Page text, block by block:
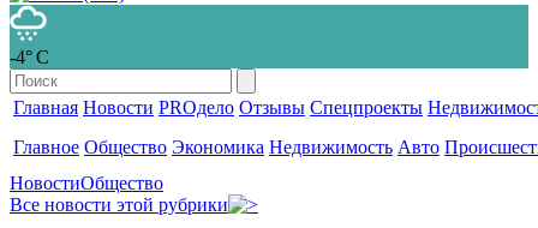
-4° С
Главная Новости PROдело Отзывы Спецпроекты
Главное Общество Экономика Недвижимость Авто
НовостиОбщество
Все новости этой рубрики